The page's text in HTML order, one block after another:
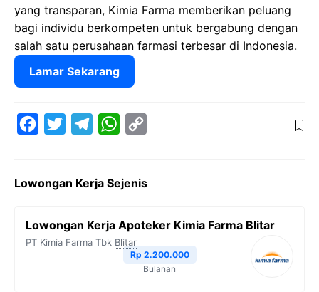
yang transparan, Kimia Farma memberikan peluang
bagi individu berkompeten untuk bergabung dengan
salah satu perusahaan farmasi terbesar di Indonesia.
Lamar Sekarang
e
o
t
e
e
r
W
t
A
p
y
i
n
k
Lowongan Kerja Sejenis
Lowongan Kerja Apoteker Kimia Farma Blitar
PT Kimia Farma Tbk Blitar
Rp 2.200.000
Bulanan